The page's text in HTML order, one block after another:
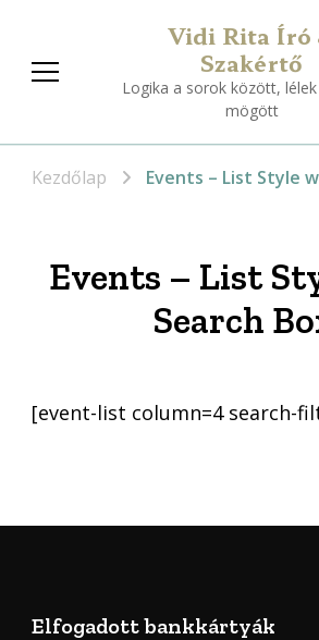
Vidi Rita Író
Szakértő
Logika a sorok között,
mögött
Kezdőlap Events – List Style
Events – List
Search
[event-list column=4 search-
Elfogadott bankkártyák